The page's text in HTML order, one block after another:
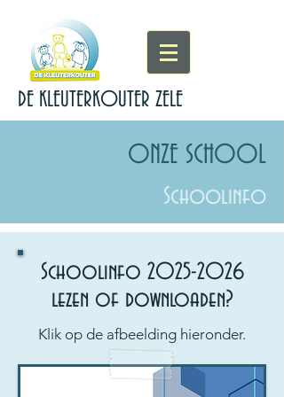
DE KLEUTERKOUTER ZELE
ONZE SCHOOL
Schoolinfo
Schoolinfo 2025-2026
lezen of downloaden?
Klik op de afbeelding hieronder.